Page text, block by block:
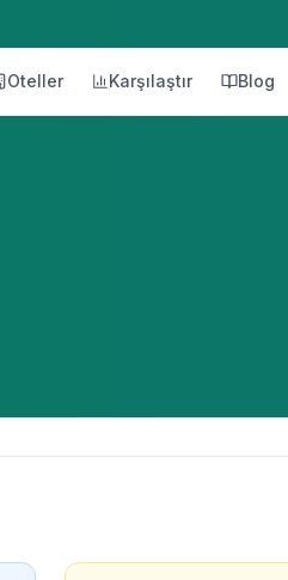
Oteller Karşılaştır Blog